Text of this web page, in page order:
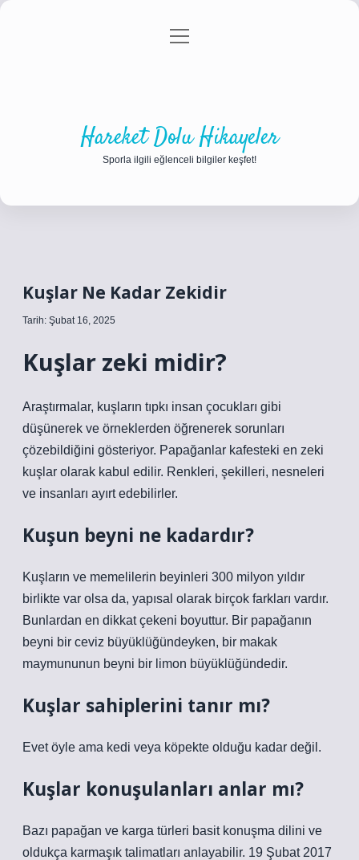
Gizlilik Politikası
menüyü
Hareket Dolu Hikayeler
Sporla ilgili eğlenceli bilgiler keşfet!
Kuşlar Ne Kadar Zekidir
Tarih: Şubat 16, 2025
Kuşlar zeki midir?
Araştırmalar, kuşların tıpkı insan çocukları gibi
düşünerek ve örneklerden öğrenerek sorunları
çözebildiğini gösteriyor. Papağanlar kafesteki en zeki
kuşlar olarak kabul edilir. Renkleri, şekilleri, nesneleri
ve insanları ayırt edebilirler.
Kuşun beyni ne kadardır?
Kuşların ve memelilerin beyinleri 300 milyon yıldır
birlikte var olsa da, yapısal olarak birçok farkları vardır.
Bunlardan en dikkat çekeni boyuttur. Bir papağanın
beyni bir ceviz büyüklüğündeyken, bir makak
maymununun beyni bir limon büyüklüğündedir.
Kuşlar sahiplerini tanır mı?
Evet öyle ama kedi veya köpekte olduğu kadar değil.
Kuşlar konuşulanları anlar mı?
Bazı papağan ve karga türleri basit konuşma dilini ve
oldukça karmaşık talimatları anlayabilir. 19 Şubat 2017